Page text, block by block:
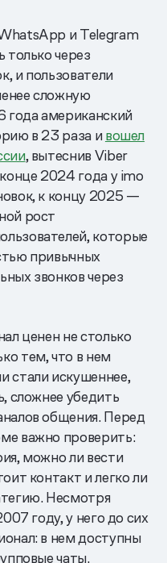
и Telegram
только через
и пользователи
сложную
года американский
в 23 раза ивошел
, вытеснив Viber
2024 года у imo
к концу 2025 —
рост
которые
привычных
звонков через
ценен не столько
тем, что в нем
стали искушеннее,
сложнее убедить
общения. Перед
важно проверить:
можно ли вести
контакт и легко ли
Несмотря
году, у него до сих
в нем доступны
чаты.